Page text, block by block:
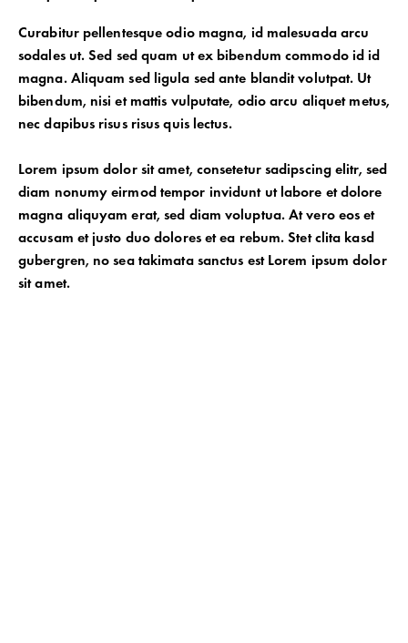
Curabitur pellentesque odio magna, id malesuada arcu
sodales ut. Sed sed quam ut ex bibendum commodo id id
magna. Aliquam sed ligula sed ante blandit volutpat. Ut
bibendum, nisi et mattis vulputate, odio arcu aliquet metus,
nec dapibus risus risus quis lectus.
Lorem ipsum dolor sit amet, consetetur sadipscing elitr, sed
diam nonumy eirmod tempor invidunt ut labore et dolore
magna aliquyam erat, sed diam voluptua. At vero eos et
accusam et justo duo dolores et ea rebum. Stet clita kasd
gubergren, no sea takimata sanctus est Lorem ipsum dolor
sit amet.